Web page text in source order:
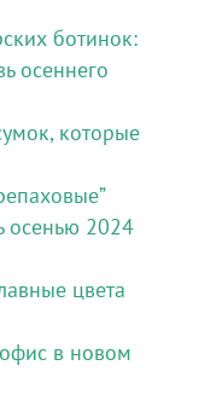
ботинок:
осеннего
которые
осенью 2024
цвета
в новом